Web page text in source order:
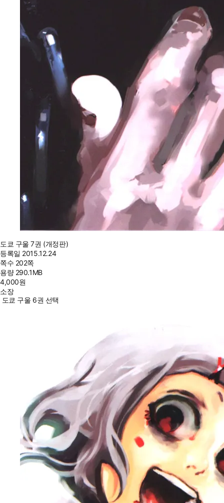
도쿄 구울 7권 (개정판)
등록일 2015.12.24
쪽수 202쪽
용량 290.1MB
4,000원
소장
도쿄 구울 6권 선택